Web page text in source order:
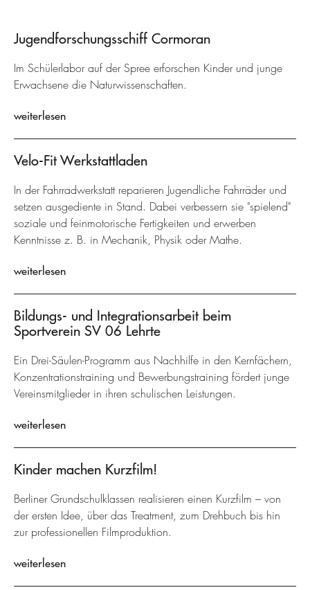
Jugendforschungsschiff Cormoran
Im Schülerlabor auf der Spree erforschen Kinder und junge
Erwachsene die Naturwissenschaften.
weiterlesen
Velo-Fit Werkstattladen
In der Fahrradwerkstatt reparieren Jugendliche Fahrräder und
setzen ausgediente in Stand. Dabei verbessern sie "spielend"
soziale und feinmotorische Fertigkeiten und erwerben
Kenntnisse z. B. in Mechanik, Physik oder Mathe.
weiterlesen
Bildungs- und Integrationsarbeit beim
Sportverein SV 06 Lehrte
Ein Drei-Säulen-Programm aus Nachhilfe in den Kernfächern,
Konzentrationstraining und Bewerbungstraining fördert junge
Vereinsmitglieder in ihren schulischen Leistungen.
weiterlesen
Kinder machen Kurzfilm!
Berliner Grundschulklassen realisieren einen Kurzfilm – von
der ersten Idee, über das Treatment, zum Drehbuch bis hin
zur professionellen Filmproduktion.
weiterlesen